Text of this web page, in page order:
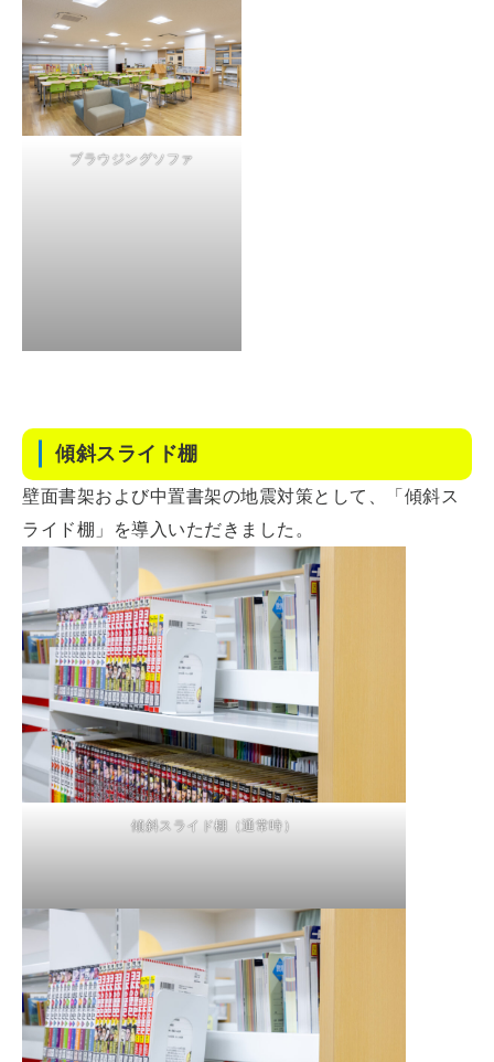
ブラウジングソファ
傾斜スライド棚
壁面書架および中置書架の地震対策として、「傾斜ス
ライド棚」を導入いただきました。
傾斜スライド棚（通常時）